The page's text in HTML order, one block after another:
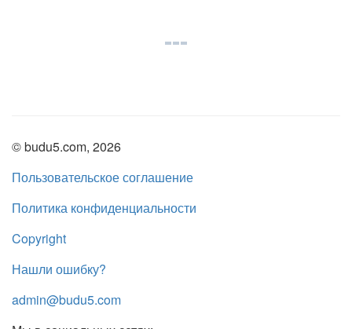
© budu5.com, 2026
Пользовательское соглашение
Политика конфиденциальности
Copyright
Нашли ошибку?
admin@budu5.com